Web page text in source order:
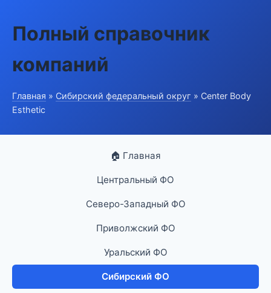
Полный справочник
компаний
Главная » Сибирский федеральный округ » Center Body
Esthetic
🏠 Главная
Центральный ФО
Северо-Западный ФО
Приволжский ФО
Уральский ФО
Сибирский ФО